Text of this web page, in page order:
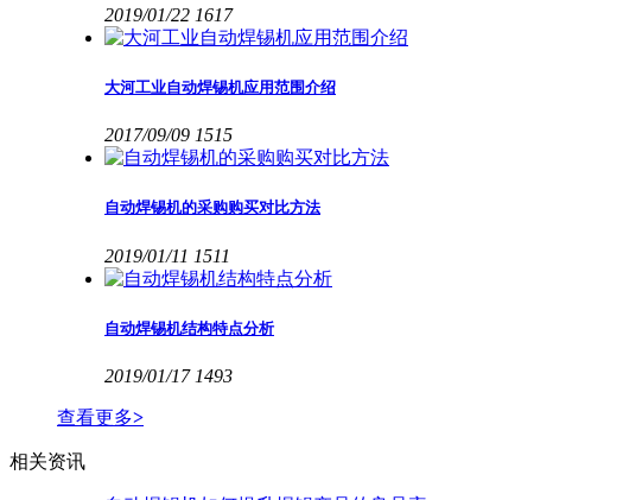
2019/01/22 1617
大河工业自动焊锡机应用范围介绍
2017/09/09 1515
自动焊锡机的采购购买对比方法
2019/01/11 1511
自动焊锡机结构特点分析
2019/01/17 1493
查看更多>
相关资讯